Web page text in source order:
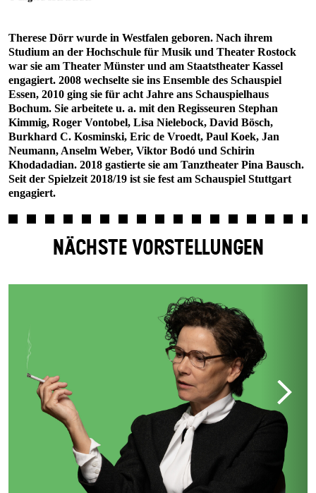
Therese Dörr wurde in Westfalen geboren. Nach ihrem
Studium an der Hochschule für Musik und Theater Rostock
war sie am Theater Münster und am Staatstheater Kassel
engagiert. 2008 wechselte sie ins Ensemble des Schauspiel
Essen, 2010 ging sie für acht Jahre ans Schauspielhaus
Bochum. Sie arbeitete u. a. mit den Regisseuren Stephan
Kimmig, Roger Vontobel, Lisa Nielebock, David Bösch,
Burkhard C. Kosminski, Eric de Vroedt, Paul Koek, Jan
Neumann, Anselm Weber, Viktor Bodó und Schirin
Khodadadian. 2018 gastierte sie am Tanztheater Pina Bausch.
Seit der Spielzeit 2018/19 ist sie fest am Schauspiel Stuttgart
engagiert.
NÄCHSTE VORSTELLUNGEN